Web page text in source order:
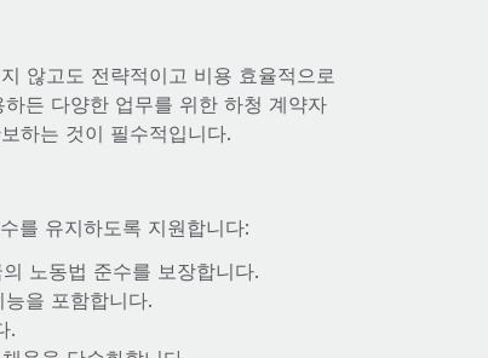
않고도 전략적이고 비용 효율적으로
든 다양한 업무를 위한 하청 계약자
하는 것이 필수적입니다.
를 유지하도록 지원합니다:
노동법 준수를 보장합니다.
을 포함합니다.
.